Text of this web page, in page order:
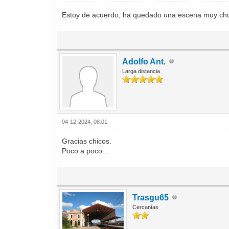
Estoy de acuerdo, ha quedado una escena muy
Adolfo Ant.
Larga distancia
04-12-2024, 08:01
Gracias chicos.
Poco a poco...
Trasgu65
Cercanías